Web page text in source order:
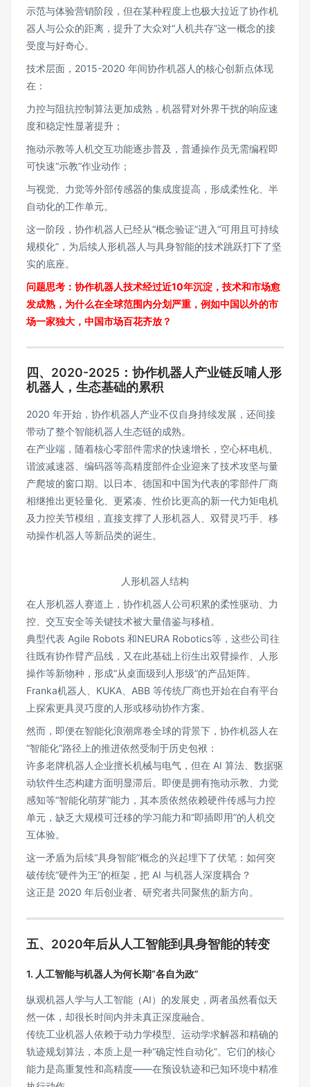
示范与体验营销阶段，但在某种程度上也极大拉近了协作机
器人与公众的距离，提升了大众对“人机共存”这一概念的接
受度与好奇心。
技术层面，2015-2020 年间协作机器人的核心创新点体现
在：
力控与阻抗控制算法更加成熟，机器臂对外界干扰的响应速
度和稳定性显著提升；
拖动示教等人机交互功能逐步普及，普通操作员无需编程即
可快速“示教”作业动作；
与视觉、力觉等外部传感器的集成度提高，形成柔性化、半
自动化的工作单元。
这一阶段，协作机器人已经从“概念验证”进入“可用且可持续
规模化”，为后续人形机器人与具身智能的技术跳跃打下了坚
实的底座。
问题思考：协作机器人技术经过近10年沉淀，技术和市场愈
发成熟，为什么在全球范围内分划严重，例如中国以外的市
场一家独大，中国市场百花齐放？
四、2020-2025：协作机器人产业链反哺人形
机器人，生态基础的累积
2020 年开始，协作机器人产业不仅自身持续发展，还间接
带动了整个智能机器人生态链的成熟。
在产业端，随着核心零部件需求的快速增长，空心杯电机、
谐波减速器、编码器等高精度部件企业迎来了技术攻坚与量
产爬坡的窗口期。以日本、德国和中国为代表的零部件厂商
相继推出更轻量化、更紧凑、性价比更高的新一代力矩电机
及力控关节模组，直接支撑了人形机器人、双臂灵巧手、移
动操作机器人等新品类的诞生。
人形机器人结构
在人形机器人赛道上，协作机器人公司积累的柔性驱动、力
控、交互安全等关键技术被大量借鉴与移植。
典型代表 Agile Robots 和NEURA Robotics等，这些公司往
往既有协作臂产品线，又在此基础上衍生出双臂操作、人形
操作等新物种，形成“从桌面级到人形级”的产品矩阵。
Franka机器人、KUKA、ABB 等传统厂商也开始在自有平台
上探索更具灵巧度的人形或移动协作方案。
然而，即便在智能化浪潮席卷全球的背景下，协作机器人在
“智能化”路径上的推进依然受制于历史包袱：
许多老牌机器人企业擅长机械与电气，但在 AI 算法、数据驱
动软件生态构建方面明显滞后。即便是拥有拖动示教、力觉
感知等“智能化萌芽”能力，其本质依然依赖硬件传感与力控
单元，缺乏大规模可迁移的学习能力和“即插即用”的人机交
互体验。
这一矛盾为后续“具身智能”概念的兴起埋下了伏笔：如何突
破传统“硬件为王”的框架，把 AI 与机器人深度耦合？
这正是 2020 年后创业者、研究者共同聚焦的新方向。
五、 2020年后从人工智能到具身智能的转变
1. 人工智能与机器人为何长期“各自为政”
纵观机器人学与人工智能（AI）的发展史，两者虽然看似天
然一体，却很长时间内并未真正深度融合。
传统工业机器人依赖于动力学模型、运动学求解器和精确的
轨迹规划算法，本质上是一种“确定性自动化”。它们的核心
能力是高重复性和高精度——在预设轨迹和已知环境中精准